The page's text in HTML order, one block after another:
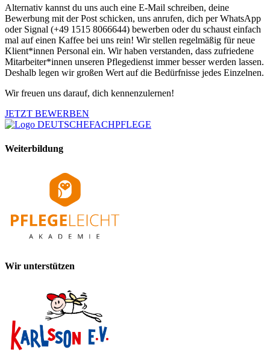
Alternativ kannst du uns auch eine E-Mail schreiben, deine
Bewerbung mit der Post schicken, uns anrufen, dich per WhatsApp
oder Signal (+49 1515 8066644) bewerben oder du schaust einfach
mal auf einen Kaffee bei uns rein! Wir stellen regelmäßig für neue
Klient*innen Personal ein. Wir haben verstanden, dass zufriedene
Mitarbeiter*innen unseren Pflegedienst immer besser werden lassen.
Deshalb legen wir großen Wert auf die Bedürfnisse jedes Einzelnen.
Wir freuen uns darauf, dich kennenzulernen!
JETZT BEWERBEN
Weiterbildung
Wir unterstützen